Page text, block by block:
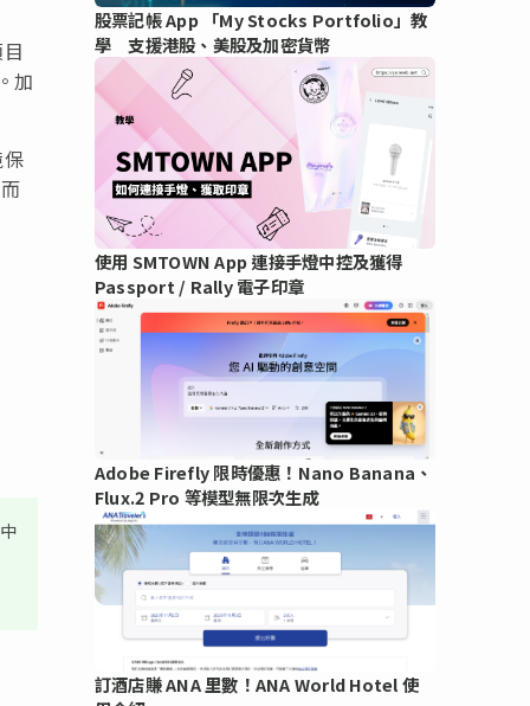
加
股票記帳 App 「My Stocks Portfolio」教
學 支援港股、美股及加密貨幣
使用 SMTOWN App 連接手燈中控及獲得
Passport / Rally 電子印章
Adobe Firefly 限時優惠！Nano Banana、
Flux.2 Pro 等模型無限次生成
訂酒店賺 ANA 里數！ANA World Hotel 使